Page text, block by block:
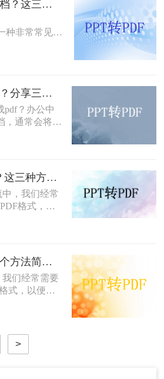
如何把PPT
将为您介绍
ppt如何转换成pdf文档？这三种转换方法超实用！
种非常常见的
示和演示。
将PPT文件
绍PPT如何
现一篇详尽
如何将ppt转换成pdf？分享三种方法，1分钟轻松解决！
pdf？办公中
，通常会将一
转换成pdf的
还是因为
成pdf是个不
转pdf呢？
PPT怎么转pdf文件？这三种方法小白也能轻松学会！
，我们经常
格式，以
PDF格式因
版面保持能
呢？本文将介
常用方法，
换。
ppt怎么转pdf？这三个方法简单易操作！
们经常需要
式，以便在
享、打印或
呢？本文
工作。
>